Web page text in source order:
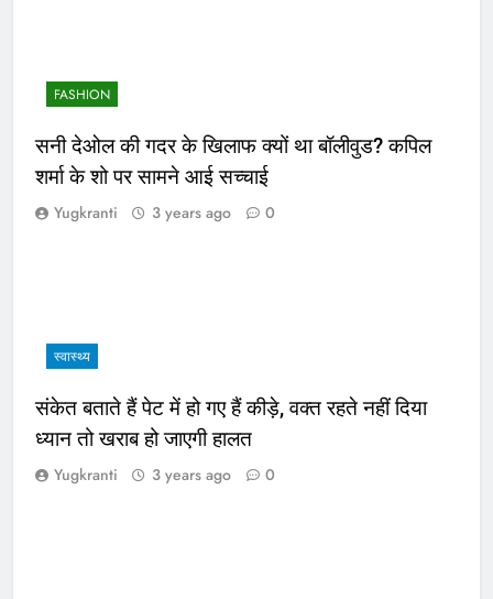
FASHION
सनी देओल की गदर के खिलाफ क्यों था बॉलीवुड? कपिल
शर्मा के शो पर सामने आई सच्चाई
Yugkranti 3 years ago 0
स्वास्थ्य
संकेत बताते हैं पेट में हो गए हैं कीड़े, वक्त रहते नहीं दिया
ध्यान तो खराब हो जाएगी हालत
Yugkranti 3 years ago 0